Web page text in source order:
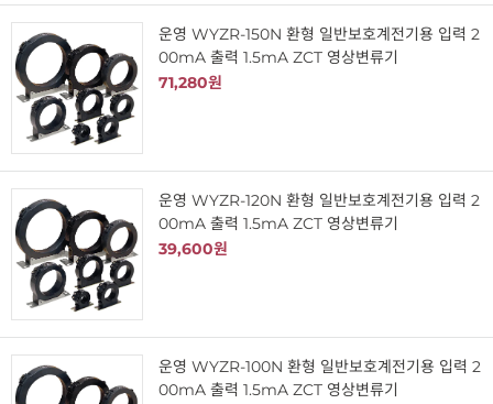
운영 WYZR-150N 환형 일반보호계전기용 입력 2
00mA 출력 1.5mA ZCT 영상변류기
71,280원
운영 WYZR-120N 환형 일반보호계전기용 입력 2
00mA 출력 1.5mA ZCT 영상변류기
39,600원
운영 WYZR-100N 환형 일반보호계전기용 입력 2
00mA 출력 1.5mA ZCT 영상변류기